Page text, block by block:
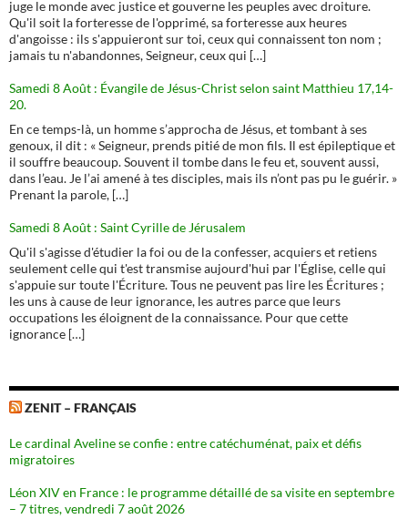
juge le monde avec justice et gouverne les peuples avec droiture.
Qu'il soit la forteresse de l'opprimé, sa forteresse aux heures
d'angoisse : ils s'appuieront sur toi, ceux qui connaissent ton nom ;
jamais tu n'abandonnes, Seigneur, ceux qui […]
Samedi 8 Août : Évangile de Jésus-Christ selon saint Matthieu 17,14-
20.
En ce temps-là, un homme s’approcha de Jésus, et tombant à ses
genoux, il dit : « Seigneur, prends pitié de mon fils. Il est épileptique et
il souffre beaucoup. Souvent il tombe dans le feu et, souvent aussi,
dans l’eau. Je l’ai amené à tes disciples, mais ils n’ont pas pu le guérir. »
Prenant la parole, […]
Samedi 8 Août : Saint Cyrille de Jérusalem
Qu'il s'agisse d'étudier la foi ou de la confesser, acquiers et retiens
seulement celle qui t'est transmise aujourd'hui par l'Église, celle qui
s'appuie sur toute l'Écriture. Tous ne peuvent pas lire les Écritures ;
les uns à cause de leur ignorance, les autres parce que leurs
occupations les éloignent de la connaissance. Pour que cette
ignorance […]
ZENIT – FRANÇAIS
Le cardinal Aveline se confie : entre catéchuménat, paix et défis
migratoires
Léon XIV en France : le programme détaillé de sa visite en septembre
– 7 titres, vendredi 7 août 2026